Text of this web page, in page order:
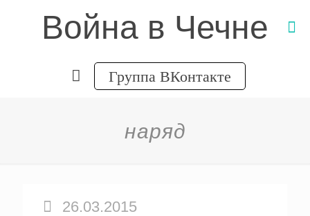
Война в Чечне
Группа ВКонтакте
наряд
26.03.2015